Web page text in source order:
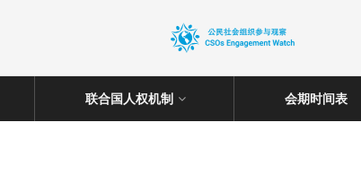
联合国人权机制 会期时间表